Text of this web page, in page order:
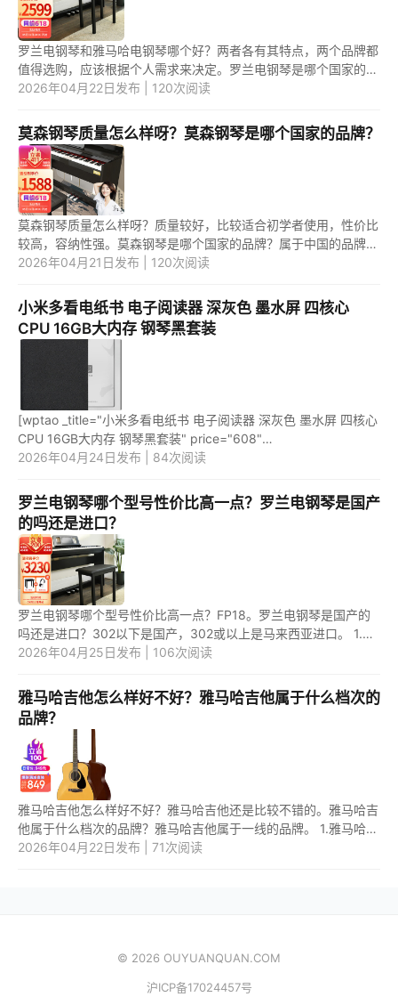
罗兰电钢琴和雅马哈电钢琴哪个好？两者各有其特点，两个品牌都
值得选购，应该根据个人需求来决定。罗兰电钢琴是哪个国家的品
牌？是日本的品牌。 罗兰电钢琴和雅马哈电钢琴哪个好？ 罗兰电
2026年04月22日发布 | 120次阅读
莫森钢琴质量怎么样呀？莫森钢琴是哪个国家的品牌？
莫森钢琴质量怎么样呀？质量较好，比较适合初学者使用，性价比
较高，容纳性强。莫森钢琴是哪个国家的品牌？属于中国的品牌。
1.莫森钢琴质量怎么样呀？ 莫森钢琴质量比较好，比较贴合生活
2026年04月21日发布 | 120次阅读
小米多看电纸书 电子阅读器 深灰色 墨水屏 四核心
CPU 16GB大内存 钢琴黑套装
[wptao _title="小米多看电纸书 电子阅读器 深灰色 墨水屏 四核心
CPU 16GB大内存 钢琴黑套装" price="608"
url="https://item.jd.com/100006227069.html"
2026年04月24日发布 | 84次阅读
罗兰电钢琴哪个型号性价比高一点？罗兰电钢琴是国产
的吗还是进口？
罗兰电钢琴哪个型号性价比高一点？FP18。罗兰电钢琴是国产的
吗还是进口？302以下是国产，302或以上是马来西亚进口。 1.罗
兰电钢琴哪个型号性价比高一点？ 罗兰电钢琴中，FP18型号性价
2026年04月25日发布 | 106次阅读
雅马哈吉他怎么样好不好？雅马哈吉他属于什么档次的
品牌？
雅马哈吉他怎么样好不好？雅马哈吉他还是比较不错的。雅马哈吉
他属于什么档次的品牌？雅马哈吉他属于一线的品牌。 1.雅马哈吉
他怎么样好不好？ 雅马哈吉他还是比较不错的，有入门系列，进
2026年04月22日发布 | 71次阅读
© 2026 OUYUANQUAN.COM
沪ICP备17024457号